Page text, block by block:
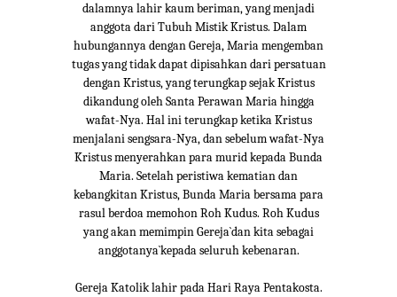
dalamnya lahir kaum beriman, yang menjadi
anggota dari Tubuh Mistik Kristus. Dalam
hubungannya dengan Gereja, Maria mengemban
tugas yang tidak dapat dipisahkan dari persatuan
dengan Kristus, yang terungkap sejak Kristus
dikandung oleh Santa Perawan Maria hingga
wafat-Nya. Hal ini terungkap ketika Kristus
menjalani sengsara-Nya, dan sebelum wafat-Nya
Kristus menyerahkan para murid kepada Bunda
Maria. Setelah peristiwa kematian dan
kebangkitan Kristus, Bunda Maria bersama para
rasul berdoa memohon Roh Kudus. Roh Kudus
yang akan memimpin Gereja`dan kita sebagai
anggotanya`kepada seluruh kebenaran.
Gereja Katolik lahir pada Hari Raya Pentakosta.